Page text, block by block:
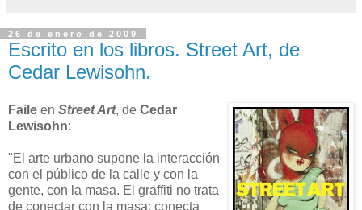
26 de enero de 2009
Escrito en los libros. Street Art, de
Cedar Lewisohn.
Faile en Street Art, de Cedar
Lewisohn:
"El arte urbano supone la interacción
con el público de la calle y con la
gente, con la masa. El graffiti no trata
de conectar con la masa: conecta